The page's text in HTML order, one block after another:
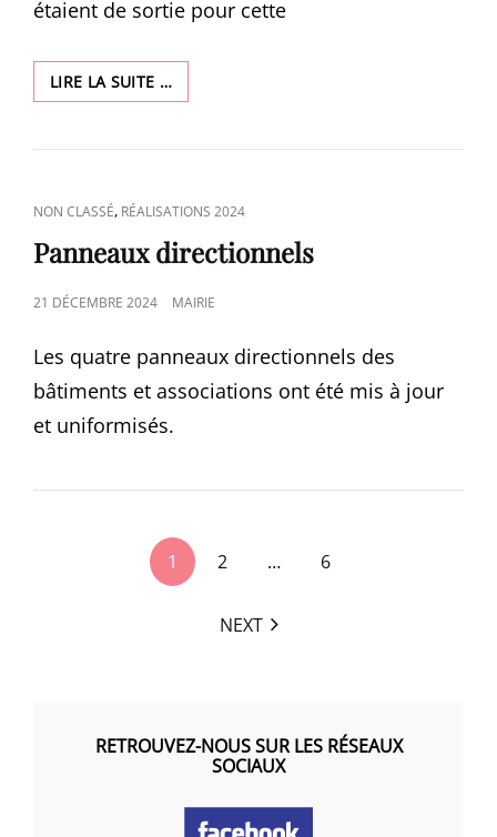
étaient de sortie pour cette
LIRE LA SUITE …
LA
DANS
DE
MOTHERN
POUR
CARNAVAL
CAT
NON CLASSÉ, RÉALISATIONS 2024
Panneaux directionnels
POSTED
21 DÉCEMBRE 2024 MAIRIE
Les quatre panneaux directionnels des
bâtiments et associations ont été mis à jour
et uniformisés.
class="nav- 1 2 … 6
NEXT
RETROUVEZ-NOUS SUR LES RÉSEAUX
SOCIAUX